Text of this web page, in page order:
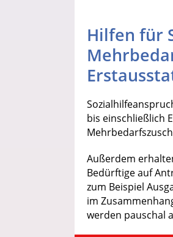
Hilfen für
bis einschließlich
Außerdem
Bedürftige auf
zum Beispiel
im
werden pauschal